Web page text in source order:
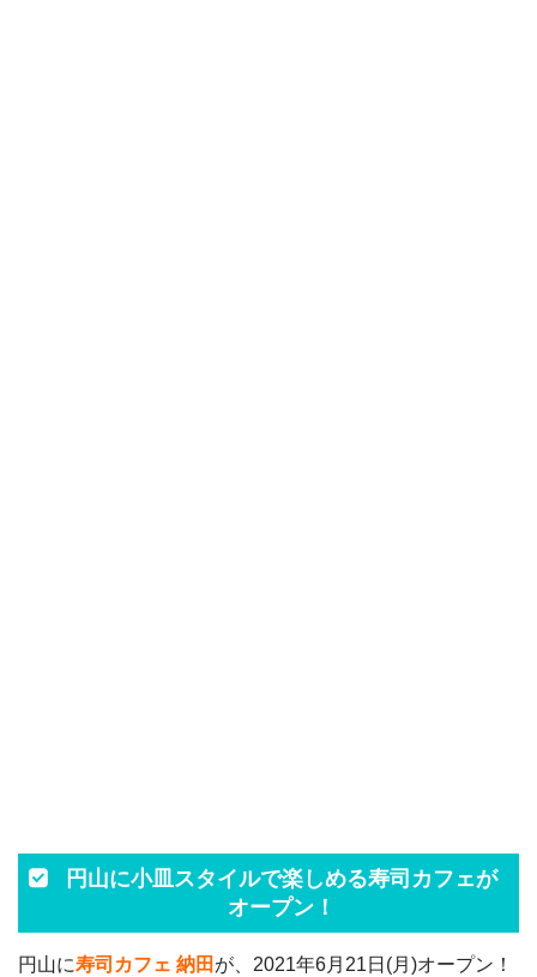
円山に小皿スタイルで楽しめる寿司カフェが
オープン！
円山に寿司カフェ 納田 が、2021年6月21日(月)オープン！